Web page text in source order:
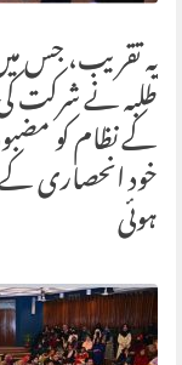
طلبہ نے شرکت
کے نظام کو
خود انحصاری
ہوئی